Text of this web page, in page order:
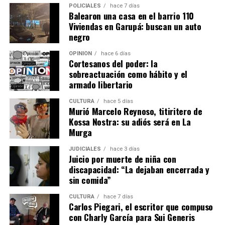
capacitación gratuita para fortalecer los perfiles
laborales.
“Las consideramos como la principal herramienta que le
podemos facilitar a los chicos que están en el proceso de
búsqueda laboral”, sostuvo Abrazian.
Las propuestas se dividen en cuatro ejes. El primero está
orientado al primer empleo e incluye talleres propios
sobre armado de currículum, entrevistas laborales,
orientación laboral, coaching para el empleo,
empleabilidad y oratoria.
Además, se dictan capacitaciones para emprendedores,
cursos de oficios y formaciones en habilidades aplicables
al empleo formal, como informática, Excel, diseño,
marketing, manejo de redes sociales y fotografía.
Las últimas tres categorías se desarrollan junto a
POLICIALES hace 7 días
Balearon una casa en el barrio 110
Viviendas en Garupá: buscan un auto
negro
OPINIÓN hace 6 días
Cortesanos del poder: la
sobreactuación como hábito y el
armado libertario
CULTURA hace 5 días
Murió Marcelo Reynoso, titiritero de
Kossa Nostra: su adiós será en La
Murga
JUDICIALES hace 3 días
Juicio por muerte de niña con
discapacidad: “La dejaban encerrada y
sin comida”
CULTURA hace 7 días
Carlos Piegari, el escritor que compuso
con Charly García para Sui Generis